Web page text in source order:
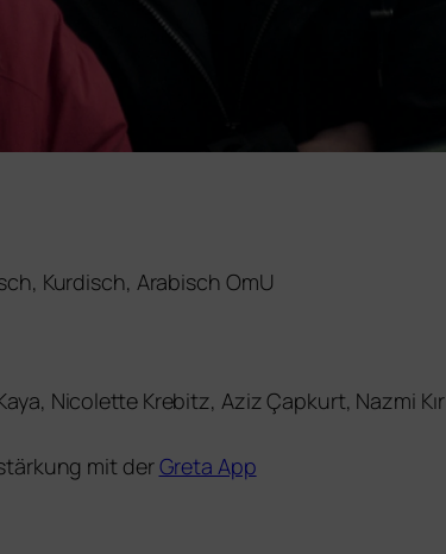
Kurdisch, Arabisch OmU
Nicolette Krebitz, Aziz Çapkurt, Nazmi
mit derGreta App